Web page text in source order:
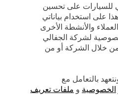
للسيارات على تحسين
على استخدام بياناتي
والأنشطة الأخرى
لشركة الجفالي
من خلال الشركة أو من
بالتعامل مع
الخصوصية و ملفات تعريف